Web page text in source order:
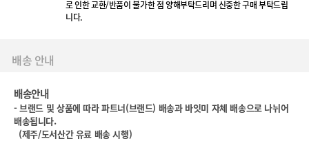
로 인한 교환/반품이 불가한 점 양해부탁드리며 신중한 구매 부탁드립
니다.
배송 안내
배송안내
-브랜드 및 상품에 따라 파트너(브랜드) 배송과 바잇미 자체 배송으로 나뉘어
배송됩니다.
(제주/도서산간 유료 배송 시행)